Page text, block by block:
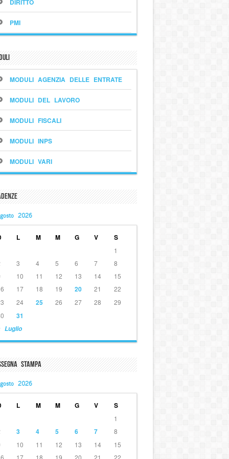
DIRITTO
PMI
MODULI AGENZIA DELLE ENTRATE
MODULI DEL LAVORO
MODULI FISCALI
MODULI INPS
MODULI VARI
2026
L M M G V S
Luglio
1
3 4 5 6 7
8
10 11 12 13 14
15
17 18 19 20 21
22
24 25 26 27 28
29
31
Stampa
2026
L M M G V S
1
3 4 5 6 7
8
10 11 12 13 14
15
17 18 19 20 21 22